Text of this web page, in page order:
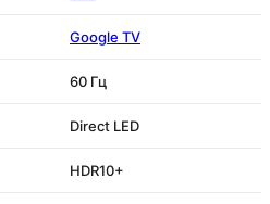
Google TV
60 Гц
Direct LED
HDR10+